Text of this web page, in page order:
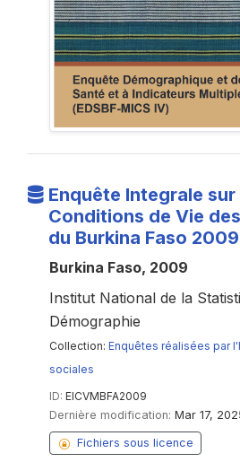
Enquête Integrale sur
Conditions de Vie
du Burkina Faso 2009
Burkina Faso, 2009
Institut National de la
Démographie
Collection: Enquêtes réalisées par
sociales
ID: EICVMBFA2009
Dernière modification: Mar 17,
Fichiers sous licence